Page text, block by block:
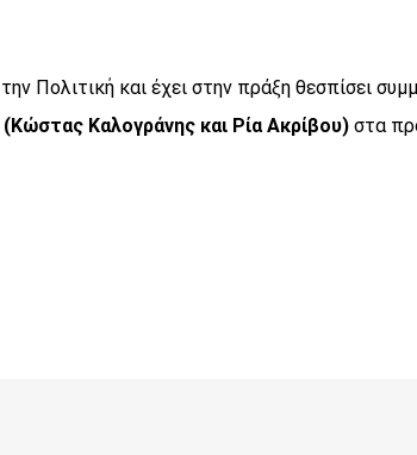
Πολιτική και έχει στην πράξη θεσπίσει
(Κώστας Καλογράνης και Ρία Ακρίβου) στα